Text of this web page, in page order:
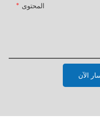
المحتوى
الآن